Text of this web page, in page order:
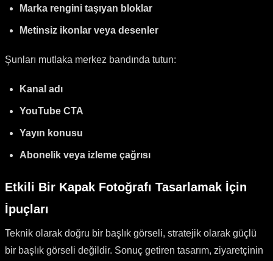
Marka rengini taşıyan bloklar
Metinsiz ikonlar veya desenler
Şunları mutlaka merkez bandında tutun:
Kanal adı
YouTube CTA
Yayın konusu
Abonelik veya izleme çağrısı
Etkili Bir Kapak Fotoğrafı Tasarlamak İçin
İpuçları
Teknik olarak doğru bir başlık görseli, stratejik olarak güçlü
bir başlık görseli değildir. Sonuç getiren tasarım, ziyaretçinin